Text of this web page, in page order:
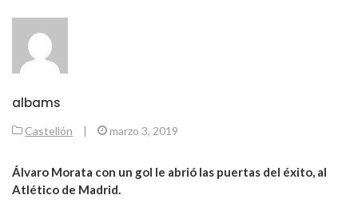
albams
Castellón | marzo 3, 2019
Álvaro Morata con un gol le abrió las puertas del éxito, al
Atlético de Madrid.